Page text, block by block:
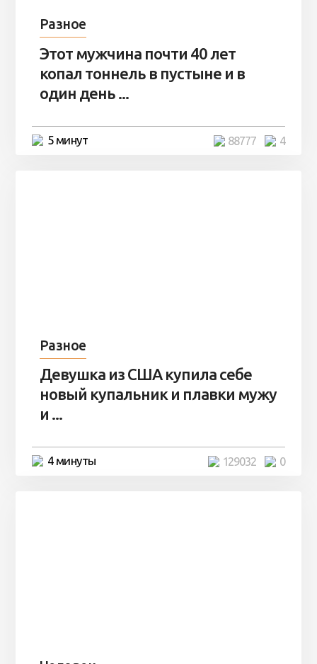
Разное
Этот мужчина почти 40 лет
копал тоннель в пустыне и в
один день ...
5 минут 4
88777
Разное
Девушка из США купила себе
новый купальник и плавки мужу
и ...
4 минуты 0
129032